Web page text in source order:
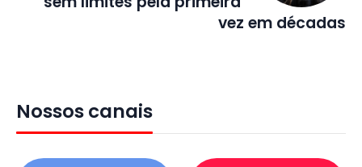
vez em décadas
Nossos canais